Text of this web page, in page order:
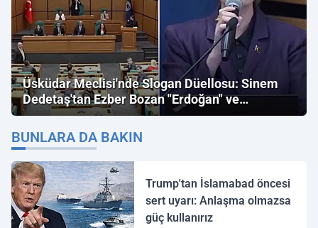
Üsküdar Meclisi'nde Slogan Düellosu: Sinem
Dedetaş'tan Ezber Bozan "Erdoğan" ve
"İmamoğlu" Çıkışı!
BUNLARA DA BAKIN
Trump'tan İslamabad öncesi
sert uyarı: Anlaşma olmazsa
güç kullanırız